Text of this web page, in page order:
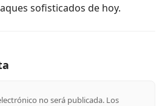
sofisticados de hoy.
no será publicada. Los